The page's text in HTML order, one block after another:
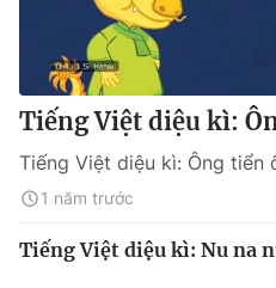
Tiếng Việt diệu kì:
Tiếng Việt diệu kì: Ông tiển
1 năm trước
Tiếng Việt diệu kì: Nu na